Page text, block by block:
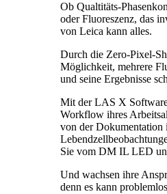
Ob Qualtitäts-
oder Fluoreszenz, das
von Leica kann alles.
Durch die Zero-Pixel-
Möglichkeit, mehrere
und seine Ergebnisse
Mit der LAS X
Workflow ihres
von der Dokumentation
Sie vom DM IL LED
Und wachsen ihre
denn es kann